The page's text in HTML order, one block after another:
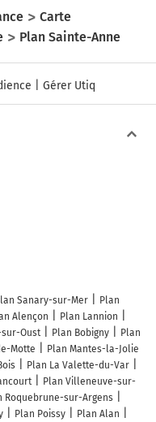
Carte
Plan Sainte-Anne
Gérer Utiq
Sanary-sur-Mer
Plan
Alençon
Plan Lannion
sur-Oust Plan Bobigny
Plan
Motte
Plan Mantes-la-Jolie
Plan La Valette-du-Var
Plan Villeneuve-sur-
Roquebrune-sur-Argens
Plan Poissy
Plan Alan